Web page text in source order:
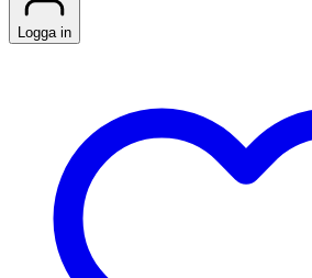
Logga in